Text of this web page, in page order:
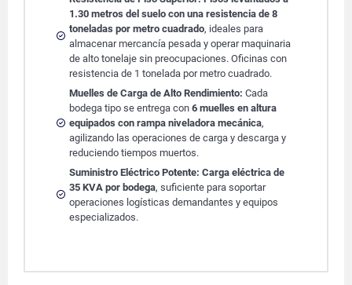
1.30 metros del suelo con una resistencia de 8
toneladas por metro cuadrado, ideales para
almacenar mercancía pesada y operar maquinaria
de alto tonelaje sin preocupaciones. Oficinas con
resistencia de 1 tonelada por metro cuadrado.
Muelles de Carga de Alto Rendimiento: Cada
bodega tipo se entrega con 6 muelles en altura
equipados con rampa niveladora mecánica,
agilizando las operaciones de carga y descarga y
reduciendo tiempos muertos.
Suministro Eléctrico Potente: Carga eléctrica de
35 KVA por bodega, suficiente para soportar
operaciones logísticas demandantes y equipos
especializados.